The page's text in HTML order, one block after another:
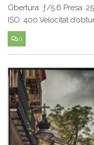
Obertura: ƒ/5.6 Presa:
ISO: 400 Velocitat
0